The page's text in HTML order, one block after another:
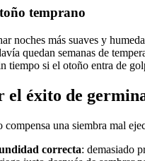
temprano
noches más suaves y
quedan semanas de
tiempo si el otoño entra de
el éxito de
una siembra mal
correcta: demasiado